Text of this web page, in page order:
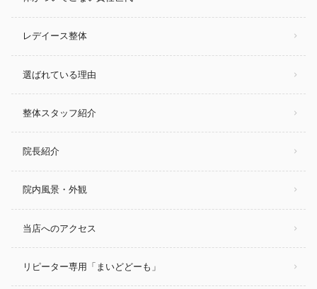
レデイース整体
選ばれている理由
整体スタッフ紹介
院長紹介
院内風景・外観
当店へのアクセス
リピーター専用「まいどどーも」